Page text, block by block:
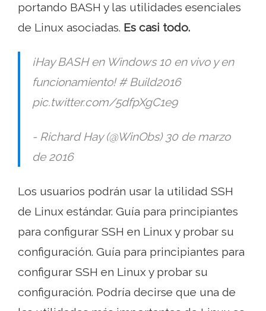
portando BASH y las utilidades esenciales
de Linux asociadas. Es casi todo.
¡Hay BASH en Windows 10 en vivo y en
funcionamiento! # Build2016
pic.twitter.com/5dfpXgC1e9
- Richard Hay (@WinObs) 30 de marzo
de 2016
Los usuarios podrán usar la utilidad SSH
de Linux estándar. Guía para principiantes
para configurar SSH en Linux y probar su
configuración. Guía para principiantes para
configurar SSH en Linux y probar su
configuración. Podría decirse que una de